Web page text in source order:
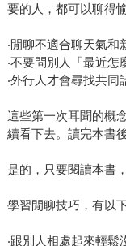
要的人，都可以聊得
‧閒聊不適合聊天氣和
‧不要問別人「最近怎
‧外行人才會尋找共同
這些第一次耳聞的概
續看下去。讀完本書
是的，只要閱讀本書
學習閒聊技巧，有以
‧跟別人相處起來輕鬆